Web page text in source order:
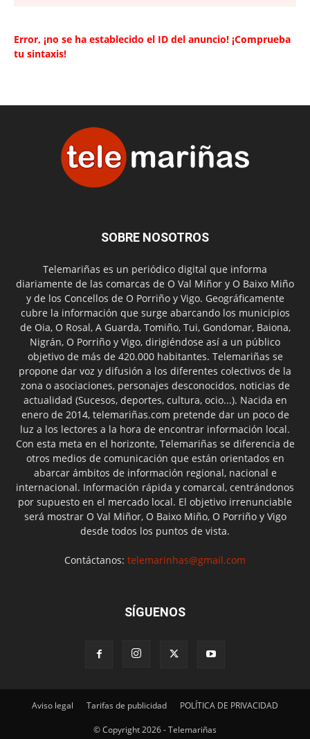
Error, ¡no se ha establecido el ID del anuncio! ¡Comprueba
tu sintaxis!
SOBRE NOSOTROS
Telemariñas es un periódico digital que informa
diariamente de las comarcas de O Val Miñor y O Baixo Miño
y de los Concellos de O Porriño y Vigo. Geográficamente
cubre la información que surge abarcando los municipios
de Oia, O Rosal, A Guarda, Tomiño, Tui, Gondomar, Baiona,
Nigrán, O Porriño y Vigo, dirigiéndose así a un público
objetivo de más de 420.000 habitantes. Telemariñas se
propone dar voz y difusión a los diferentes colectivos de la
zona o asociaciones, personajes desconocidos, noticias de
actualidad (Sucesos, deportes, cultura, ocio...). Nacida en
enero de 2014, telemariñas.com pretende dar un poco de
luz a los lectores a la hora de encontrar información local.
Con esta meta en el horizonte, Telemariñas se diferencia de
otros medios de comunicación que están orientados en
abarcar ámbitos de información regional, nacional e
internacional. Información rápida y comarcal, centrándonos
por supuesto en el mercado local. El objetivo irrenunciable
será mostrar O Val Miñor, O Baixo Miño, O Porriño y Vigo
desde todos los puntos de vista.
Contáctanos: telemarinhas@gmail.com
SÍGUENOS
Aviso legal Tarifas de publicidad POLÍTICA DE PRIVACIDAD
© Copyright 2026 - Telemariñas